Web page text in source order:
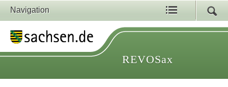
Navigation
REVOSax